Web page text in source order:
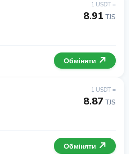
1 USDT =
8.91 TJS
Обміняти
1 USDT =
8.87 TJS
Обміняти